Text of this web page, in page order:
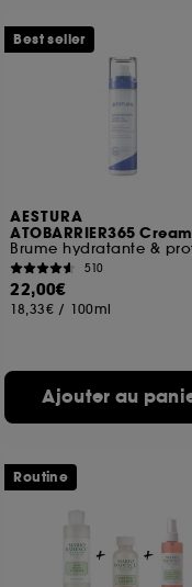
AESTURA
ATOBARRIER365
510
22,00€
18,33€ / 100ml
Ajouter au
Best seller
Routine